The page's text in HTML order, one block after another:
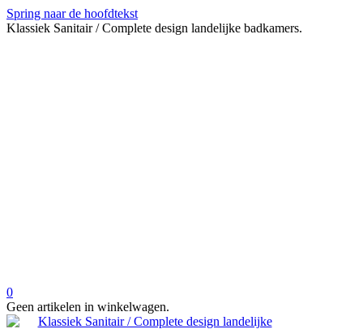
Spring naar de hoofdtekst
Klassiek Sanitair / Complete design landelijke badkamers.
0
Geen artikelen in winkelwagen.